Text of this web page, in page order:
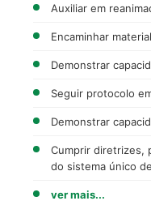
Auxiliar em
Encaminhar
Demonstrar
Seguir protocolo
Demonstrar
Cumprir diretrizes,
do sistema único
ver mais...